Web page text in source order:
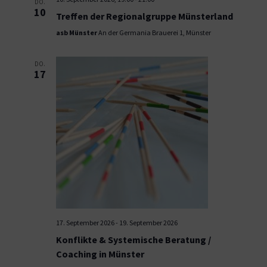
DO.
10 Treffen der Regionalgruppe Münsterland
asb MünsterAn der Germania Brauerei 1, Münster
DO.
17
17. September 2026- 19. September 2026
Konflikte & Systemische Beratung /
Coaching in Münster